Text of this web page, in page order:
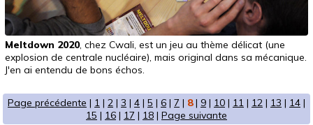
Meltdown 2020, chez Cwali, est un jeu au thème délicat (une
explosion de centrale nucléaire), mais original dans sa mécanique.
J'en ai entendu de bons échos.
Page précédente | 1 | 2 | 3 | 4 | 5 | 6 | 7 | 8| 9 | 10 | 11 | 12 | 13 | 14 |
15 | 16 | 17 | 18 | Page suivante